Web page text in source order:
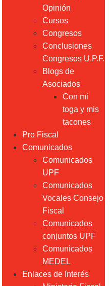
Opinión
Cursos
Congresos
Conclusiones
Congresos U.P.F.
Blogs de
Asociados
Con mi
toga y mis
tacones
Pro Fiscal
Comunicados
Comunicados
UPF
Comunicados
Vocales Consejo
Fiscal
Comunicados
conjuntos UPF
Comunicados
MEDEL
Enlaces de Interés